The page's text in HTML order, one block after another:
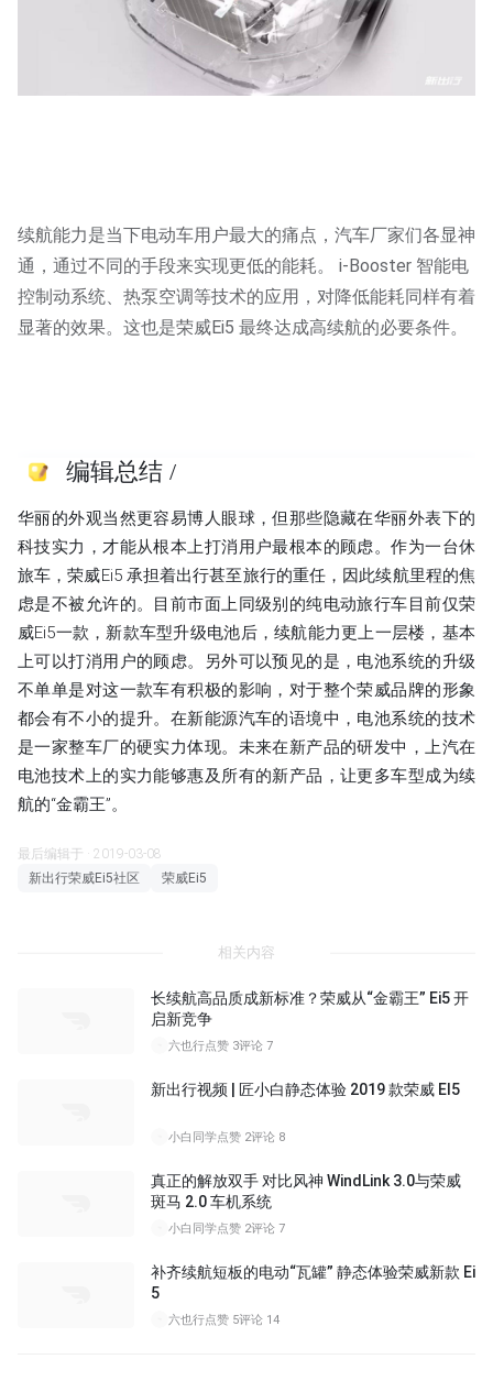
续航能力是当下电动车用户最大的痛点，汽车厂家们各显神
通，通过不同的手段来实现更低的能耗。 i-Booster 智能电
控制动系统、热泵空调等技术的应用，对降低能耗同样有着
显著的效果。这也是荣威Ei5 最终达成高续航的必要条件。
编辑总结/
华丽的外观当然更容易博人眼球，但那些隐藏在华丽外表下的
科技实力，才能从根本上打消用户最根本的顾虑。作为一台休
旅车，荣威Ei5 承担着出行甚至旅行的重任，因此续航里程的焦
虑是不被允许的。目前市面上同级别的纯电动旅行车目前仅荣
威Ei5一款，新款车型升级电池后，续航能力更上一层楼，基本
上可以打消用户的顾虑。另外可以预见的是，电池系统的升级
不单单是对这一款车有积极的影响，对于整个荣威品牌的形象
都会有不小的提升。在新能源汽车的语境中，电池系统的技术
是一家整车厂的硬实力体现。未来在新产品的研发中，上汽在
电池技术上的实力能够惠及所有的新产品，让更多车型成为续
航的“金霸王”。
最后编辑于 · 2019-03-08
新出行荣威Ei5社区
荣威Ei5
相关内容
长续航高品质成新标准？荣威从“金霸王” Ei5 开
启新竞争
六也行点赞 3评论 7
新出行视频 | 匠小白静态体验 2019 款荣威 EI5
小白同学点赞 2评论 8
真正的解放双手 对比风神 WindLink 3.0与荣威
斑马 2.0 车机系统
小白同学点赞 2评论 7
补齐续航短板的电动“瓦罐” 静态体验荣威新款 Ei
5
六也行点赞 5评论 14